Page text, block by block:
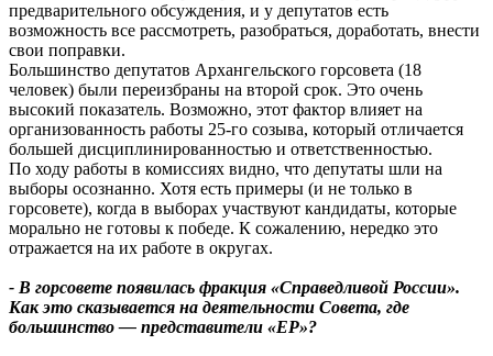
предварительного обсуждения, и у депутатов есть
возможность все рассмотреть, разобраться, доработать, внести
свои поправки.
Большинство депутатов Архангельского горсовета (18
человек) были переизбраны на второй срок. Это очень
высокий показатель. Возможно, этот фактор влияет на
организованность работы 25-го созыва, который отличается
большей дисциплинированностью и ответственностью.
По ходу работы в комиссиях видно, что депутаты шли на
выборы осознанно. Хотя есть примеры (и не только в
горсовете), когда в выборах участвуют кандидаты, которые
морально не готовы к победе. К сожалению, нередко это
отражается на их работе в округах.
- В горсовете появилась фракция «Справедливой России».
Как это сказывается на деятельности Совета, где
большинство — представители «ЕР»?